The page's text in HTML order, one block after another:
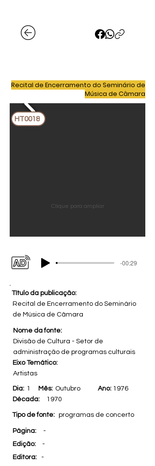
Recital de Encerramento do Seminário de
Música de Câmara
HT0018
Clique para ampliar
-00:29
Título da publicação:
Recital de Encerramento do Seminário
de Música de Câmara
Nome da fonte:
Divisão de Cultura - Setor de
administração de programas culturais
Eixo Temático:
Artistas
Dia: 1 Mês: Outubro Ano:1976
Década:
1970
Tipo de fonte: programas de concerto
Página:
-
Edição:
-
Editora:
-